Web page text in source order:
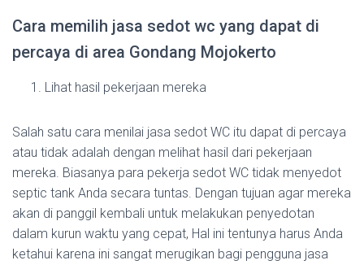
Cara memilih jasa sedot wc yang dapat di
percaya di area Gondang Mojokerto
Lihat hasil pekerjaan mereka
Salah satu cara menilai jasa sedot WC itu dapat di percaya
atau tidak adalah dengan melihat hasil dari pekerjaan
mereka. Biasanya para pekerja sedot WC tidak menyedot
septic tank Anda secara tuntas. Dengan tujuan agar mereka
akan di panggil kembali untuk melakukan penyedotan
dalam kurun waktu yang cepat, Hal ini tentunya harus Anda
ketahui karena ini sangat merugikan bagi pengguna jasa